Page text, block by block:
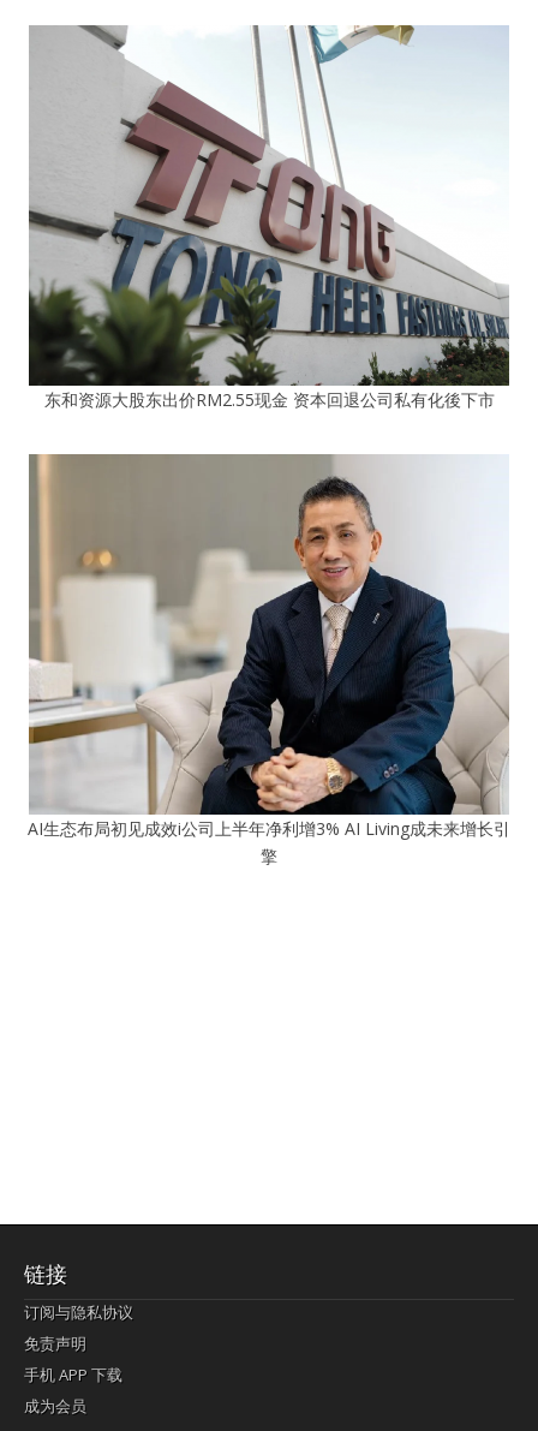
东和资源大股东出价RM2.55现金 资本回退公司私有化後下市
AI生态布局初见成效i公司上半年净利增3% AI Living成未来增长引
擎
链接
订阅与隐私协议
免责声明
手机 APP 下载
成为会员